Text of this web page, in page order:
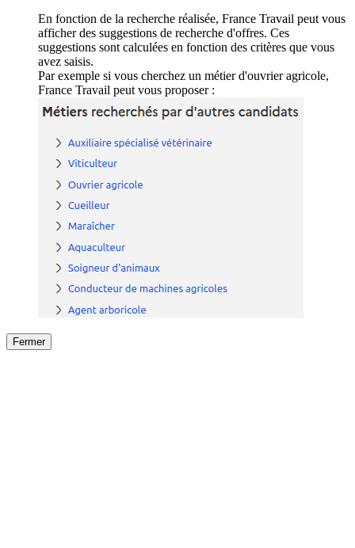
En fonction de la recherche réalisée, France Travail peut vous
afficher des suggestions de recherche d'offres. Ces
suggestions sont calculées en fonction des critères que vous
avez saisis.
Par exemple si vous cherchez un métier d'ouvrier agricole,
France Travail peut vous proposer :
Fermer